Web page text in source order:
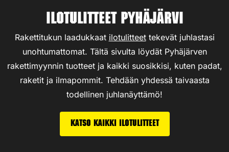
Ilotulitteet Pyhäjärvi
Rakettitukun laadukkaat ilotulitteettekevät juhlastasi
unohtumattomat. Tältä sivulta löydät Pyhäjärven
rakettimyynnin tuotteet ja kaikki suosikkisi, kuten padat,
raketit ja ilmapommit. Tehdään yhdessä taivaasta
todellinen juhlanäyttämö!
Katso kaikki ilotulitteet